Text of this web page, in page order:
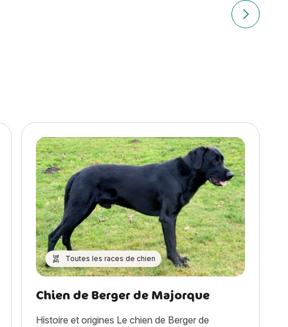
Article
Toutes les races de chien
Chien de Berger de Majorque
Histoire et origines Le chien de Berger de